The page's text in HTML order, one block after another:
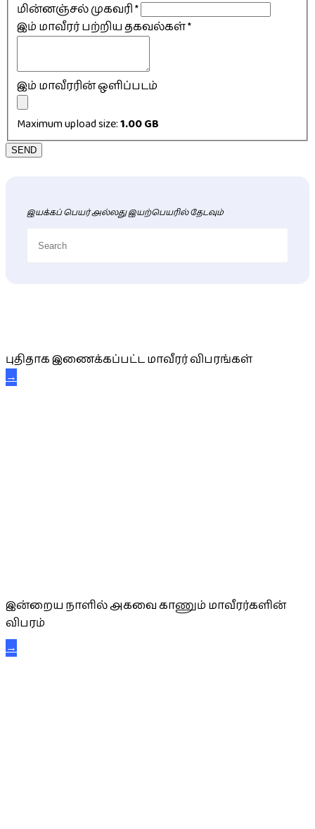
மின்னஞ்சல் முகவரி*
இம் மாவீரர் பற்றிய தகவல்கள்*
இம் மாவீரரின் ஒளிப்படம்
Maximum upload size:1.00 GB
SEND
இயக்கப் பெயர் அல்லது இயற்பெயரில் தேடவும்
புதிதாக இணைக்கப்பட்ட மாவீரர் விபரங்கள்
→
இன்றைய நாளில் அகவை காணும் மாவீரர்களின்
விபரம்
→